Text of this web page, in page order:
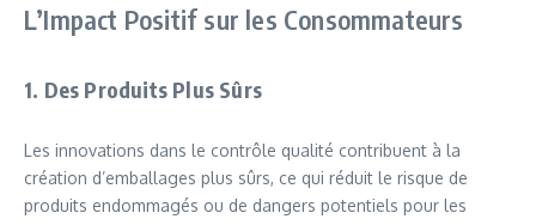
L’Impact Positif sur les Consommateurs
1. Des Produits Plus Sûrs
Les innovations dans le contrôle qualité contribuent à la
création d’emballages plus sûrs, ce qui réduit le risque de
produits endommagés ou de dangers potentiels pour les